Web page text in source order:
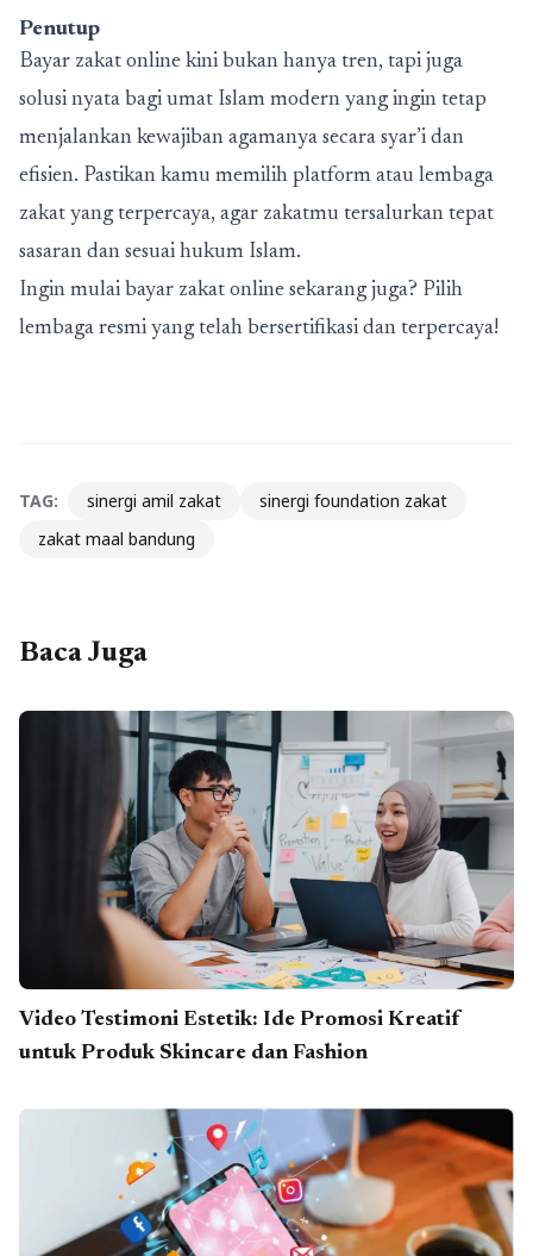
Penutup
Bayar zakat online kini bukan hanya tren, tapi juga
solusi nyata bagi umat Islam modern yang ingin tetap
menjalankan kewajiban agamanya secara syar’i dan
efisien. Pastikan kamu memilih platform atau lembaga
zakat yang terpercaya, agar zakatmu tersalurkan tepat
sasaran dan sesuai hukum Islam.
Ingin mulai bayar zakat online sekarang juga? Pilih
lembaga resmi yang telah bersertifikasi dan terpercaya!
TAG: sinergi amil zakat
sinergi foundation zakat
zakat maal bandung
Baca Juga
Video Testimoni Estetik: Ide Promosi Kreatif
untuk Produk Skincare dan Fashion